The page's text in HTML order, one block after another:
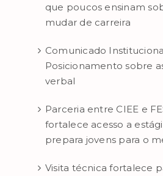
que poucos ensinam
mudar de carreira
Comunicado
Posicionamento sobre
verbal
Parceria entre CIEE e
fortalece acesso a
prepara jovens para o
Visita técnica fortalece